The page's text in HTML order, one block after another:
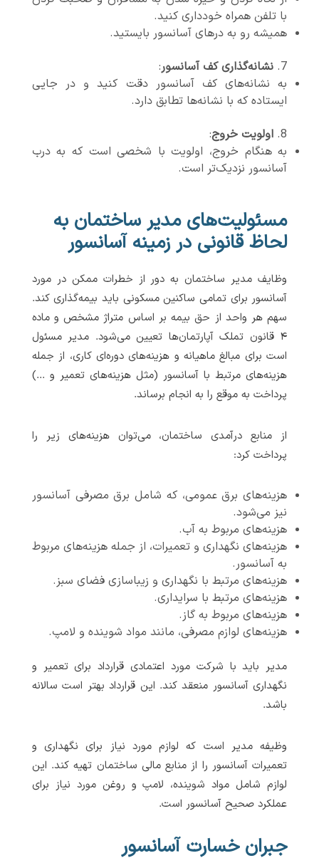
با تلفن همراه خودداری کنید.
همیشه رو به درهای آسانسور بایستید.
نشانه‌گذاری کف آسانسور:
به نشانه‌های کف آسانسور دقت کنید و در جایی
ایستاده که با نشانه‌ها تطابق دارد.
اولویت خروج:
به هنگام خروج، اولویت با شخصی است که به درب
آسانسور نزدیک‌تر است.
مسئولیت‌های مدیر ساختمان به
لحاظ قانونی در زمینه آسانسور
وظایف مدیر ساختمان به دور از خطرات ممکن در مورد
آسانسور برای تمامی ساکنین مسکونی باید بیمه‌گذاری کند.
سهم هر واحد از حق بیمه بر اساس متراژ مشخص و ماده
۴ قانون تملک آپارتمان‌ها تعیین می‌شود. مدیر مسئول
است برای مبالغ ماهیانه و هزینه‌های دوره‌ای کاری، از جمله
هزینه‌های مرتبط با آسانسور (مثل هزینه‌های تعمیر و ...)
پرداخت به موقع را به انجام برساند.
از منابع درآمدی ساختمان، می‌توان هزینه‌های زیر را
پرداخت کرد:
هزینه‌های برق عمومی، که شامل برق مصرفی آسانسور
نیز می‌شود.
هزینه‌های مربوط به آب.
هزینه‌های نگهداری و تعمیرات، از جمله هزینه‌های مربوط
به آسانسور.
هزینه‌های مرتبط با نگهداری و زیباسازی فضای سبز.
هزینه‌های مرتبط با سرایداری.
هزینه‌های مربوط به گاز.
هزینه‌های لوازم مصرفی، مانند مواد شوینده و لامپ.
مدیر باید با شرکت مورد اعتمادی قرارداد برای تعمیر و
نگهداری آسانسور منعقد کند. این قرارداد بهتر است سالانه
باشد.
وظیفه مدیر است که لوازم مورد نیاز برای نگهداری و
تعمیرات آسانسور را از منابع مالی ساختمان تهیه کند. این
لوازم شامل مواد شوینده، لامپ و روغن مورد نیاز برای
عملکرد صحیح آسانسور است.
جبران خسارت آسانسور